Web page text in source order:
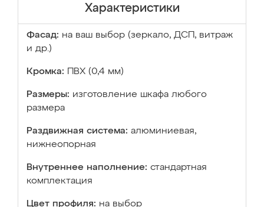
Характеристики
Фасад: на ваш выбор (зеркало, ДСП, витраж
и др.)
Кромка: ПВХ (0,4 мм)
Размеры: изготовление шкафа любого
размера
Раздвижная система: алюминиевая,
нижнеопорная
Внутреннее наполнение: стандартная
комплектация
Цвет профиля: на выбор